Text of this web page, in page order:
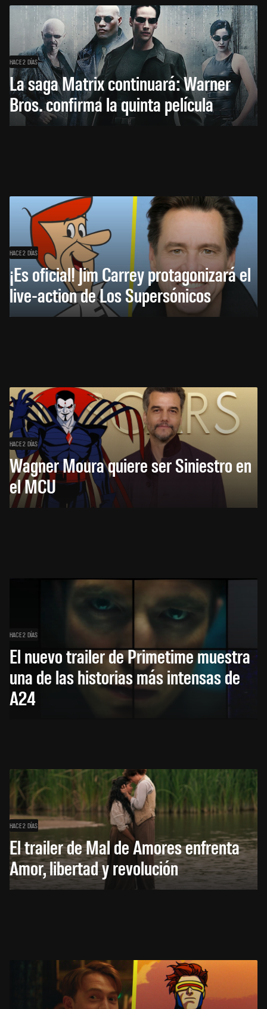
HACE 2 DÍAS
La saga Matrix continuará: Warner
Bros. confirma la quinta película
HACE 2 DÍAS
¡Es oficial! Jim Carrey protagonizará el
live-action de Los Supersónicos
HACE 2 DÍAS
Wagner Moura quiere ser Siniestro en
el MCU
HACE 2 DÍAS
El nuevo trailer de Primetime muestra
una de las historias más intensas de
A24
HACE 2 DÍAS
El trailer de Mal de Amores enfrenta
Amor, libertad y revolución